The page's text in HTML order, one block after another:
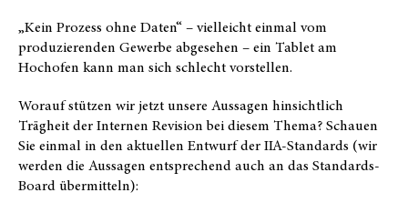
„Kein Prozess ohne Daten“ – vielleicht einmal vom
produzierenden Gewerbe abgesehen – ein Tablet am
Hochofen kann man sich schlecht vorstellen.
Worauf stützen wir jetzt unsere Aussagen hinsichtlich
Trägheit der Internen Revision bei diesem Thema? Schauen
Sie einmal in den aktuellen Entwurf der IIA-Standards (wir
werden die Aussagen entsprechend auch an das Standards-
Board übermitteln):